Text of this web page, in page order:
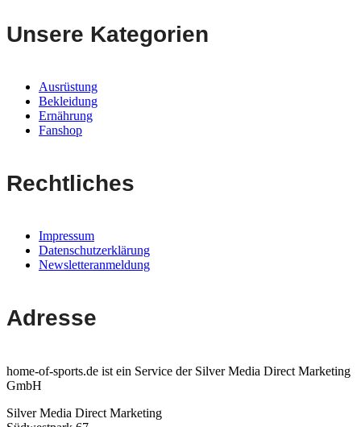
Unsere Kategorien
Ausrüstung
Bekleidung
Ernährung
Fanshop
Rechtliches
Impressum
Datenschutzerklärung
Newsletteranmeldung
Adresse
home-of-sports.de ist ein Service der Silver Media Direct Marketing
GmbH
Silver Media Direct Marketing